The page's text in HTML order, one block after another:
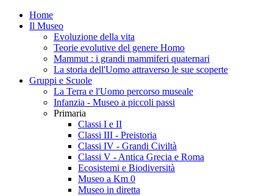
Home
Il Museo
Evoluzione della vita
Teorie evolutive del genere Homo
Mammut : i grandi mammiferi quaternari
La storia dell'Uomo attraverso le sue scoperte
Gruppi e Scuole
La Terra e l'Uomo percorso museale
Infanzia - Museo a piccoli passi
Primaria
Classi I e II
Classi III - Preistoria
Classi IV - Grandi Civiltà
Classi V - Antica Grecia e Roma
Ecosistemi e Biodiversità
Museo a Km 0
Museo in diretta